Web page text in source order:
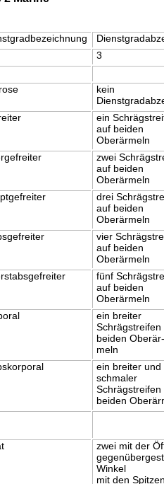
3
kein
ein
auf beiden
Oberärmeln
zwei
auf beiden
Oberärmeln
drei
auf beiden
Oberärmeln
vier
auf beiden
Oberärmeln
fünf
auf beiden
Oberärmeln
ein breiter
Schrägstreifen
beiden
meln
ein breiter und
schmaler
Schrägstreifen
beiden
zwei mit der
Winkel
mit den